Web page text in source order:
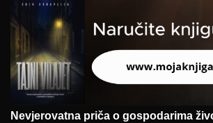
Nevjerovatna priča o gospodarima